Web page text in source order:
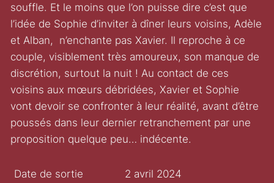
souffle. Et le moins que l’on puisse dire c’est que
l’idée de Sophie d’inviter à dîner leurs voisins, Adèle
et Alban, n’enchante pas Xavier. Il reproche à ce
couple, visiblement très amoureux, son manque de
discrétion, surtout la nuit ! Au contact de ces
voisins aux mœurs débridées, Xavier et Sophie
vont devoir se confronter à leur réalité, avant d’être
poussés dans leur dernier retranchement par une
proposition quelque peu… indécente.
Date de sortie
2 avril 2024